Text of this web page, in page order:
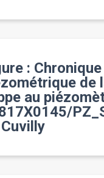
: Chronique
de
au